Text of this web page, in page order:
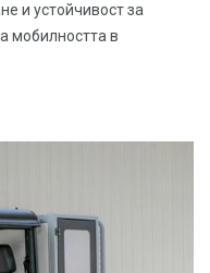
и устойчивост за
мобилността в